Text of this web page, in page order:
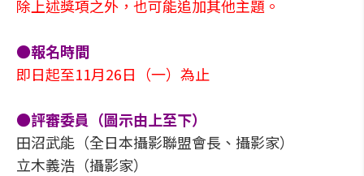
除上述獎項之外，也可能追加其他主題。
●報名時間
即日起至11月26日（一）為止
●評審委員（圖示由上至下）
田沼武能（全日本攝影聯盟會長、攝影家）
立木義浩（攝影家）